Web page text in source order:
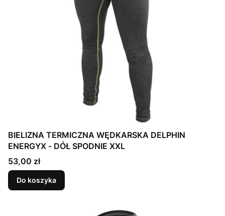
BIELIZNA TERMICZNA WĘDKARSKA DELPHIN
ENERGYX - DÓŁ SPODNIE XXL
Cena
53,00 zł
Do koszyka